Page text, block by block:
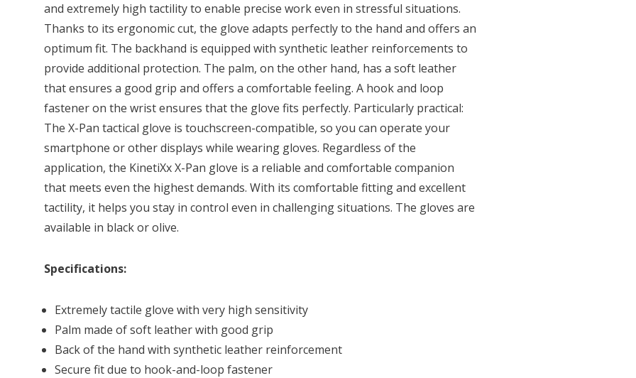
and extremely high tactility to enable precise work even in stressful situations.
Thanks to its ergonomic cut, the glove adapts perfectly to the hand and offers an
optimum fit. The backhand is equipped with synthetic leather reinforcements to
provide additional protection. The palm, on the other hand, has a soft leather
that ensures a good grip and offers a comfortable feeling. A hook and loop
fastener on the wrist ensures that the glove fits perfectly. Particularly practical:
The X-Pan tactical glove is touchscreen-compatible, so you can operate your
smartphone or other displays while wearing gloves. Regardless of the
application, the KinetiXx X-Pan glove is a reliable and comfortable companion
that meets even the highest demands. With its comfortable fitting and excellent
tactility, it helps you stay in control even in challenging situations. The gloves are
available in black or olive.
Specifications:
Extremely tactile glove with very high sensitivity
Palm made of soft leather with good grip
Back of the hand with synthetic leather reinforcement
Secure fit due to hook-and-loop fastener